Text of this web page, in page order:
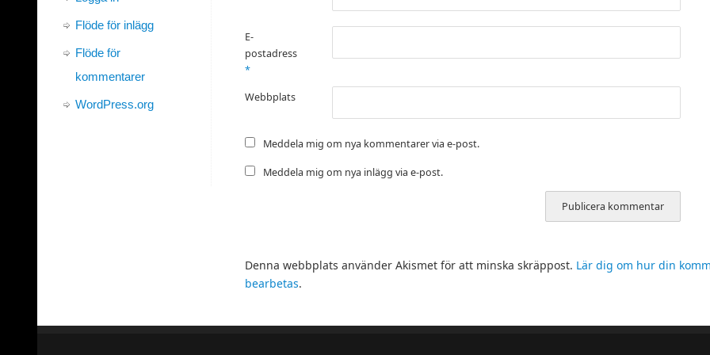
E-
postadress
*
Webbplats
Meddela mig om nya kommentarer via e-post.
Meddela mig om nya inlägg via e-post.
Denna webbplats använder Akismet för att minska skräppost. Lär dig om hur din
bearbetas.
Flöde för inlägg
Flöde för
kommentarer
WordPress.org